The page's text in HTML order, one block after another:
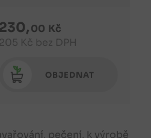
230,00 Kč
205 Kč bez DPH
OBJEDNAT
pečení, k výrobě